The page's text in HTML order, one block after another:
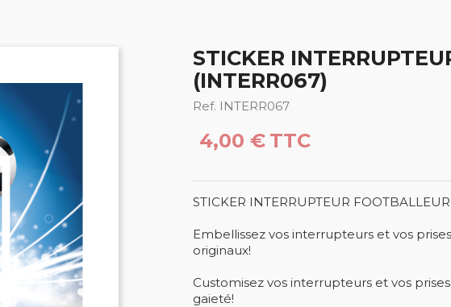
STICKER
(INTERR067)
Ref. INTERR067
4,00 € TTC
STICKER INTERRUPTEUR
Embellissez vos interrupteurs et vos
originaux!
Customisez vos interrupteurs et vos
gaieté!